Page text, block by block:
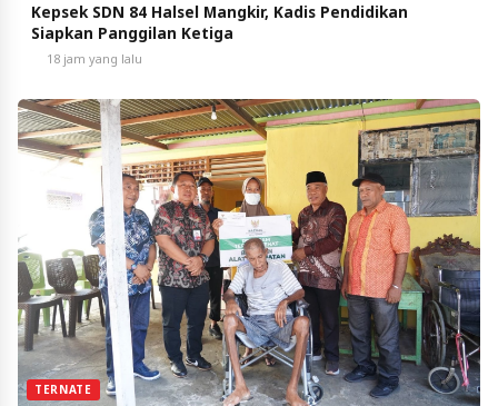
Kepsek SDN 84 Halsel Mangkir, Kadis Pendidikan
Siapkan Panggilan Ketiga
18 jam yang lalu
TERNATE